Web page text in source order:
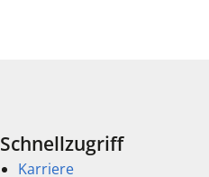
Schnellzugriff
Karriere